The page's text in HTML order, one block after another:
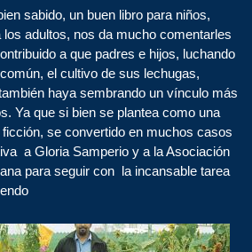
sabido, un buen libro para niños,
los adultos, nos da mucho comentarles
a que padres e hijos, luchando
el cultivo de sus lechugas,
haya sembrando un vínculo más
Ya que si bien se plantea como una
se convertido en muchos casos
a Gloria Samperio y a la Asociación
para seguir con la incansable tarea